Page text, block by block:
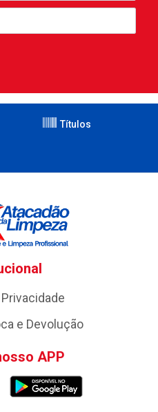
Títulos
e Devolução
APP